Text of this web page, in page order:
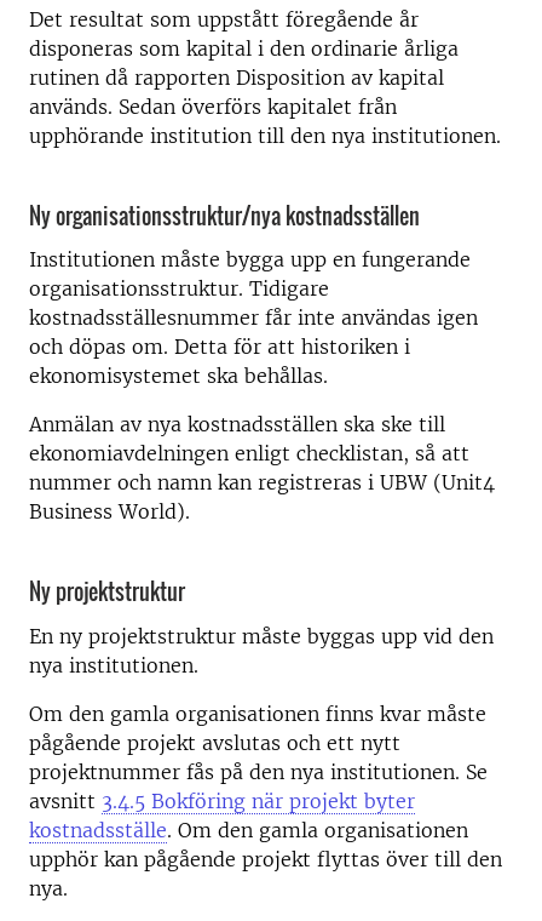
Det resultat som uppstått föregående år
disponeras som kapital i den ordinarie årliga
rutinen då rapporten Disposition av kapital
används. Sedan överförs kapitalet från
upphörande institution till den nya institutionen.
Ny organisationsstruktur/nya kostnadsställen
Institutionen måste bygga upp en fungerande
organisationsstruktur. Tidigare
kostnadsställesnummer får inte användas igen
och döpas om. Detta för att historiken i
ekonomisystemet ska behållas.
Anmälan av nya kostnadsställen ska ske till
ekonomiavdelningen enligt checklistan, så att
nummer och namn kan registreras i UBW (Unit4
Business World).
Ny projektstruktur
En ny projektstruktur måste byggas upp vid den
nya institutionen.
Om den gamla organisationen finns kvar måste
pågående projekt avslutas och ett nytt
projektnummer fås på den nya institutionen. Se
avsnitt 3.4.5 Bokföring när projekt byter
kostnadsställe. Om den gamla organisationen
upphör kan pågående projekt flyttas över till den
nya.